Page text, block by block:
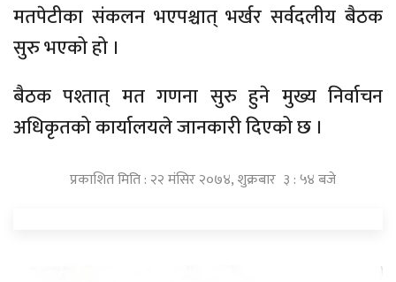
मतपेटीका संकलन भएपश्चात् भर्खर सर्वदलीय बैठक
सुरु भएको हो ।
बैठक पश्तात् मत गणना सुरु हुने मुख्य निर्वाचन
अधिकृतको कार्यालयले जानकारी दिएको छ ।
प्रकाशित मिति : २२ मंसिर २०७४, शुक्रबार ३ : ५४ बजे